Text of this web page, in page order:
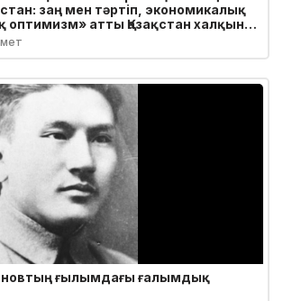
заң мен тәртіп, экономикалық
оптимизм» атты Қазақстан халқына
ғылымдағы ғалымдық